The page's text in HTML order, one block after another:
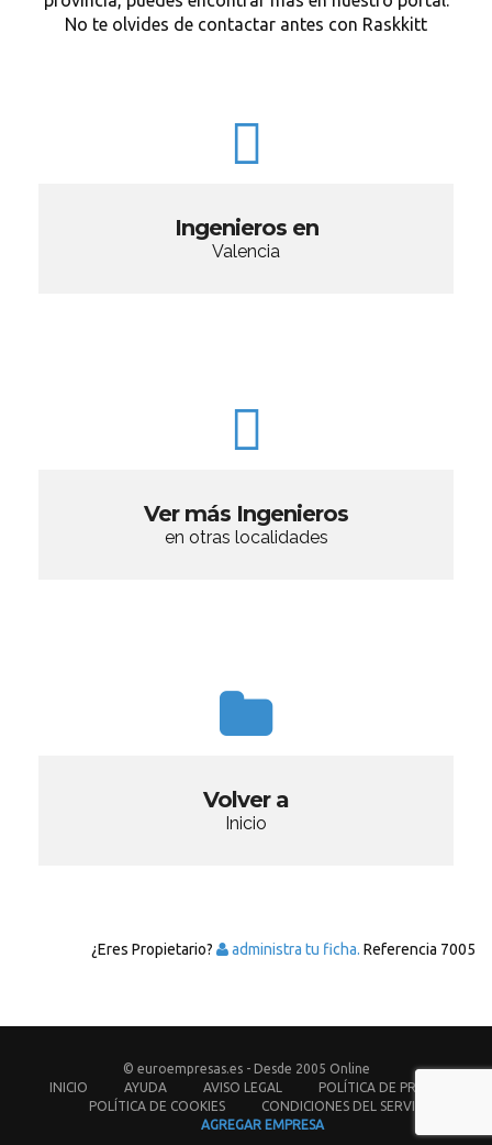
No te olvides de contactar antes con Raskkitt
Ingenieros en
Valencia
Ver más Ingenieros
en otras localidades
Volver a
Inicio
¿Eres Propietario? administra tu ficha. Referencia 7005
© euroempresas.es - Desde 2005 Online
INICIO
AYUDA AVISO LEGAL
POLÍTICA DE PRIVACIDAD
POLÍTICA DE COOKIES
CONDICIONES DEL SERVICIO
AGREGAR EMPRESA